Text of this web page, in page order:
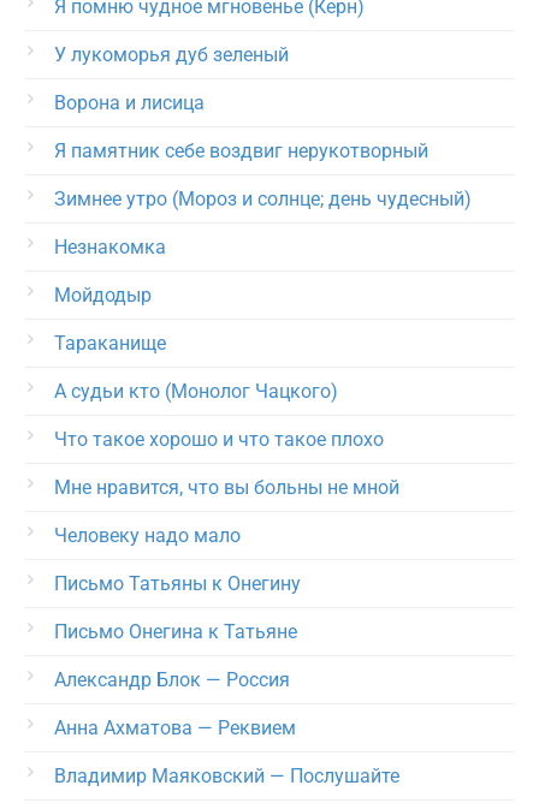
Я помню чудное мгновенье (Керн)
У лукоморья дуб зеленый
Ворона и лисица
Я памятник себе воздвиг нерукотворный
Зимнее утро (Мороз и солнце; день чудесный)
Незнакомка
Мойдодыр
Тараканище
А судьи кто (Монолог Чацкого)
Что такое хорошо и что такое плохо
Мне нравится, что вы больны не мной
Человеку надо мало
Письмо Татьяны к Онегину
Письмо Онегина к Татьяне
Александр Блок — Россия
Анна Ахматова — Реквием
Владимир Маяковский — Послушайте